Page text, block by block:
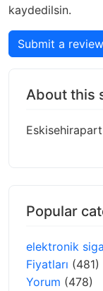
kaydedilsin.
Submit a review
About this
Popular
elektronik
Fiyatları (481)
Yorum (478)